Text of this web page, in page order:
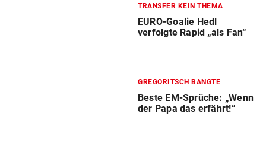
TRANSFER KEIN THEMA
EURO-Goalie Hedl
verfolgte Rapid „als Fan“
GREGORITSCH BANGTE
Beste EM-Sprüche: „Wenn
der Papa das erfährt!“